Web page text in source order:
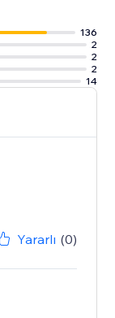
136
2
2
2
14
Yararlı (0)